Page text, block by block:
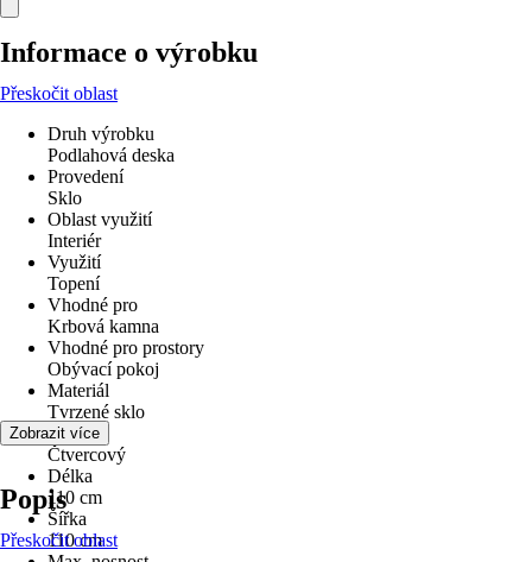
Informace o výrobku
Přeskočit oblast
Druh výrobku
Podlahová deska
Provedení
Sklo
Oblast využití
Interiér
Využití
Topení
Vhodné pro
Krbová kamna
Vhodné pro prostory
Obývací pokoj
Materiál
Tvrzené sklo
Tvar
Čtvercový
Délka
110 cm
Šířka
110 cm
Zobrazit více
Popis
Přeskočit oblast